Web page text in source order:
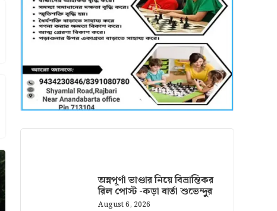
অন্নপূর্ণা ভাণ্ডার নিয়ে বিভ্রান্তিকর
রিল পোস্ট -কড়া বার্তা শুভেন্দুর
August 6, 2026